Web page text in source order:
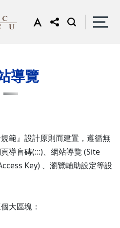
導覽
範』設計原則而建置，遵循無
導盲磚(:::)、網站導覽 (Site
Key) 、瀏覽輔助設定等設
大區塊：